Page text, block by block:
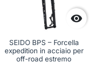

SEIDO BPS – Forcella
expedition in acciaio per
off-road estremo